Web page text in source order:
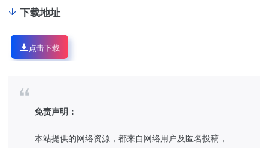
下载地址
点击下载
免责声明：
本站提供的网络资源，都来自网络用户及匿名投稿，